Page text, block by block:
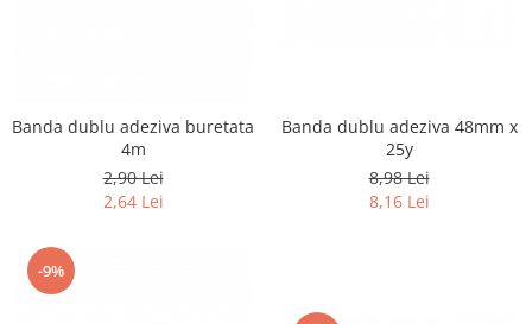
Banda dublu adeziva buretata
4m
2,90 Lei
2,64 Lei
Banda dublu adeziva 48mm x
25y
8,98 Lei
8,16 Lei
-9%